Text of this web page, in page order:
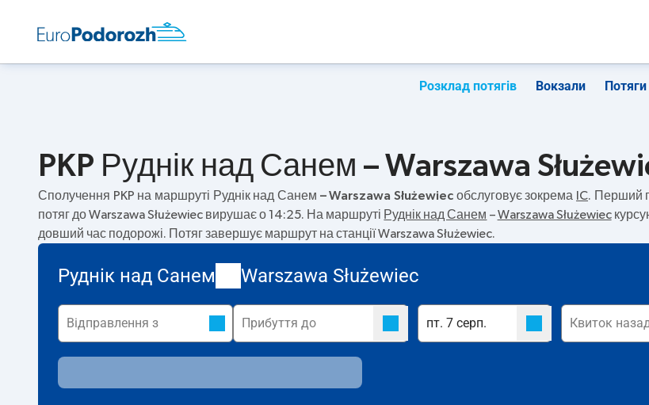
Розклад потягів Вокзали Потяги
PKP Руднік над Санем – Warszawa
Сполучення PKP на маршруті Руднік над Санем – Warszawa Służewiec обслуговує зокрема IC. Перший
потяг до Warszawa Służewiec вирушає о 14:25. На маршруті Руднік над Санем –Warszawa Służewiec
довший час подорожі. Потяг завершує маршрут на станції Warszawa Służewiec.
Руднік над Санем Warszawa Służewiec